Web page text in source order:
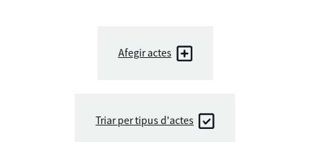
Afegir actes
Triar per tipus d'actes